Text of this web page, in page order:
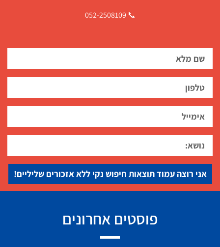
📞 052-2508109
אני רוצה עמוד תוצאות חיפוש נקי ללא אזכורים שליליים!
פוסטים אחרונים